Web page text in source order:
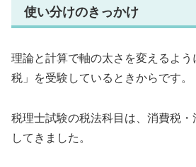
使い分けのきっかけ
理論と計算で軸の太さを変えるよ
税」を受験しているときからです。
税理士試験の税法科目は、消費税
してきました。